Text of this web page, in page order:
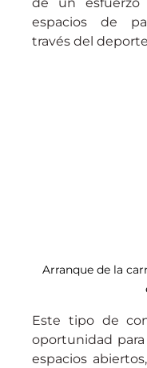
espacios de
través del
Arranque de la
Este tipo de
oportunidad
espacios